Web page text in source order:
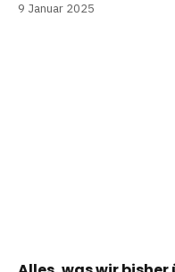
9 Januar 2025